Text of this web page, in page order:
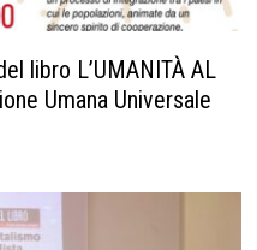
libro L’UMANITÀ AL
Umana Universale